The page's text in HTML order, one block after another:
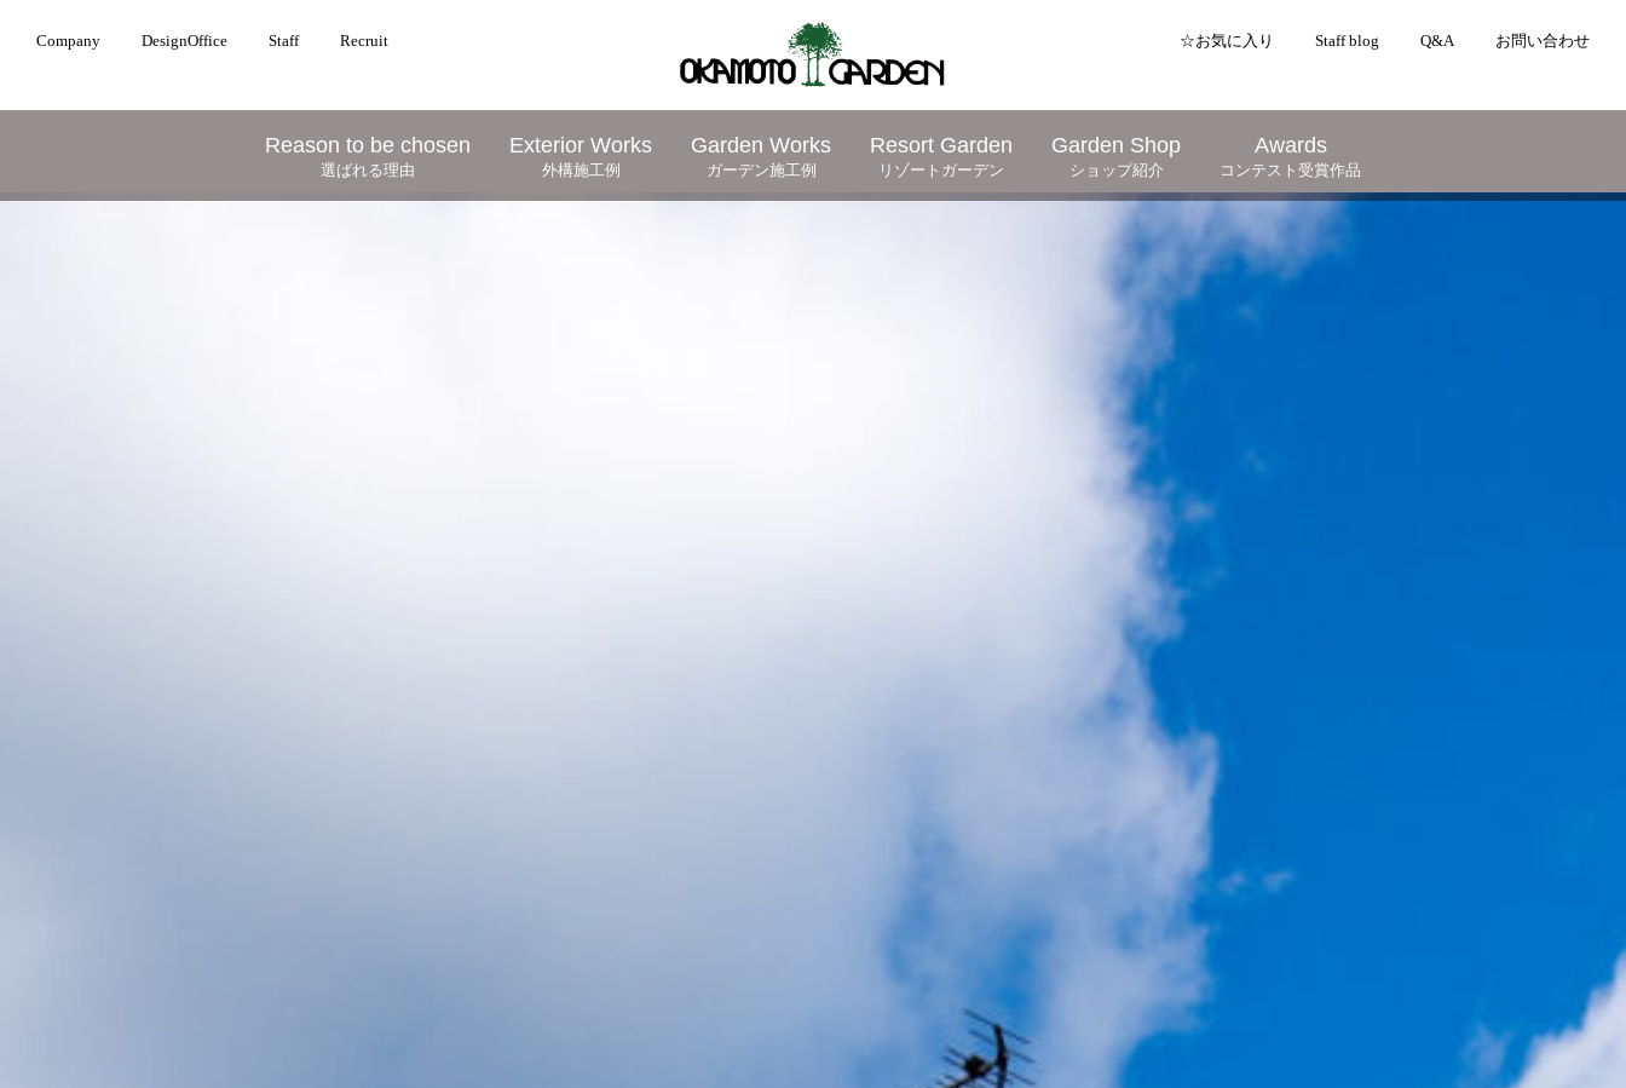
Company DesignOffice Staff Recruit ☆お気に入り Staff blog Q&A お問い合わせ
Reason to be chosen
選ばれる理由
Exterior Works
外構施工例
Garden Works
ガーデン施工例
Resort Garden
リゾートガーデン
Garden Shop
ショップ紹介
Awards
コンテスト受賞作品